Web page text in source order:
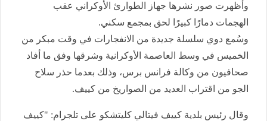
وأظهرت صور نشرها جهاز الطوارئ الأوكراني عقب
الهجمات دمارًا كبيرًا لحق بمجمع سكني.
وسُمع دوي سلسلة جديدة من الانفجارات في وقت مبكر من
الخميس في وسط العاصمة الأوكرانية وشرقها وفق ما أفاد
صحافيون من وكالة فرانس برس، وذلك بعدما حذر سلاح
الجو من اقتراب العديد من الصواريخ من كييف.
وقال رئيس بلدية كييف فيتالي كليتشكو على تلجرام: "كييف